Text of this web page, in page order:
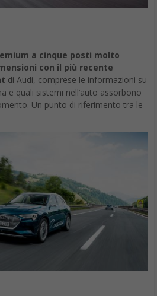
a cinque posti molto
con il più recente
di Audi, comprese le informazioni su
e quali sistemi nell’auto assorbono
Un punto di riferimento tra le